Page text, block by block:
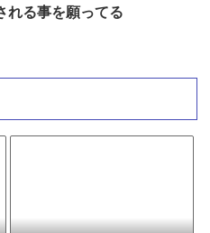
れる事を願ってる